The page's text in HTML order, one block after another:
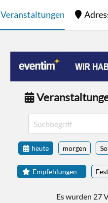
Veranstaltungen
heute morgen
Empfehlungen
Es wurden 27